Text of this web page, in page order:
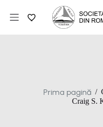
conținut
Prima pagină /
Craig S.